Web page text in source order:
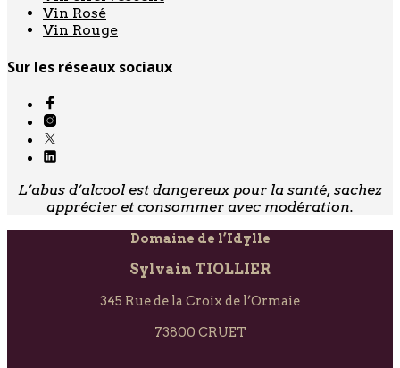
Vin Rosé
Vin Rouge
Sur les réseaux sociaux
L’abus d’alcool est dangereux pour la santé, sachez
apprécier et consommer avec modération.
Domaine de l’Idylle
Sylvain TIOLLIER
345 Rue de la Croix de l’Ormaie
73800 CRUET